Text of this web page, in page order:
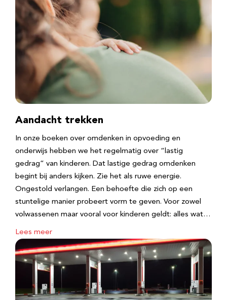
Aandacht trekken
In onze boeken over omdenken in opvoeding en
onderwijs hebben we het regelmatig over “lastig
gedrag” van kinderen. Dat lastige gedrag omdenken
begint bij anders kijken. Zie het als ruwe energie.
Ongestold verlangen. Een behoefte die zich op een
stuntelige manier probeert vorm te geven. Voor zowel
volwassenen maar vooral voor kinderen geldt: alles wat…
Lees meer